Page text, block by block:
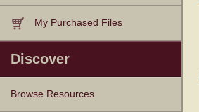
My Purchased Files
Discover
Browse Resources